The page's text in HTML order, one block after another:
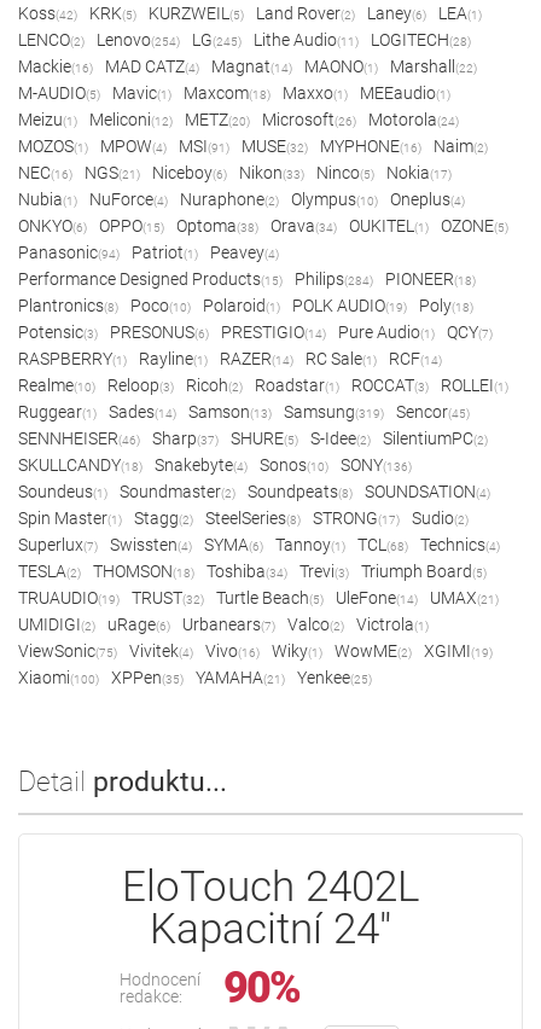
Koss(42) KRK(5) KURZWEIL (5) Land Rover(2) Laney(6) LEA(1)
LENCO(2) Lenovo(254) LG(245) Lithe Audio(11) LOGITECH(28)
Mackie(16) MAD CATZ(4) Magnat(14) MAONO(1) Marshall (22)
M-AUDIO(5) Mavic(1) Maxcom(18) Maxxo(1) MEEaudio(1)
Meizu(1) Meliconi(12) METZ(20) Microsoft(26) Motorola(24)
MOZOS(1) MPOW(4) MSI(91) MUSE(32) MYPHONE(16) Naim(2)
NEC(16) NGS(21) Niceboy(6) Nikon(33) Ninco(5) Nokia(17)
Nubia(1) NuForce(4) Nuraphone(2) Olympus(10) Oneplus(4)
ONKYO(6) OPPO(15) Optoma(38) Orava(34) OUKITEL (1) OZONE(5)
Panasonic(94) Patriot(1) Peavey(4)
Performance Designed Products(15) Philips(284) PIONEER(18)
Plantronics(8) Poco(10) Polaroid(1) POLK AUDIO(19) Poly(18)
Potensic(3) PRESONUS(6) PRESTIGIO(14) Pure Audio(1) QCY(7)
RASPBERRY(1) Rayline(1) RAZER(14) RC Sale(1) RCF(14)
Realme(10) Reloop(3) Ricoh(2) Roadstar(1) ROCCAT(3) ROLLEI(1)
Ruggear(1) Sades(14) Samson(13) Samsung(319) Sencor(45)
SENNHEISER(46) Sharp(37) SHURE(5) S-Idee(2) SilentiumPC(2)
SKULLCANDY(18) Snakebyte(4) Sonos(10) SONY(136)
Soundeus(1) Soundmaster(2) Soundpeats(8) SOUNDSATION(4)
Spin Master(1) Stagg(2) SteelSeries(8) STRONG(17) Sudio(2)
Superlux(7) Swissten(4) SYMA(6) Tannoy(1) TCL (68) Technics(4)
TESLA(2) THOMSON(18) Toshiba(34) Trevi(3) Triumph Board(5)
TRUAUDIO(19) TRUST(32) Turtle Beach(5) UleFone(14) UMAX(21)
UMIDIGI(2) uRage(6) Urbanears(7) Valco(2) Victrola(1)
ViewSonic(75) Vivitek(4) Vivo(16) Wiky(1) WowME(2) XGIMI(19)
Xiaomi(100) XPPen(35) YAMAHA(21) Yenkee(25)
Detail produktu...
EloTouch 2402L
Kapacitní 24"
Hodnocení
redakce:
90%